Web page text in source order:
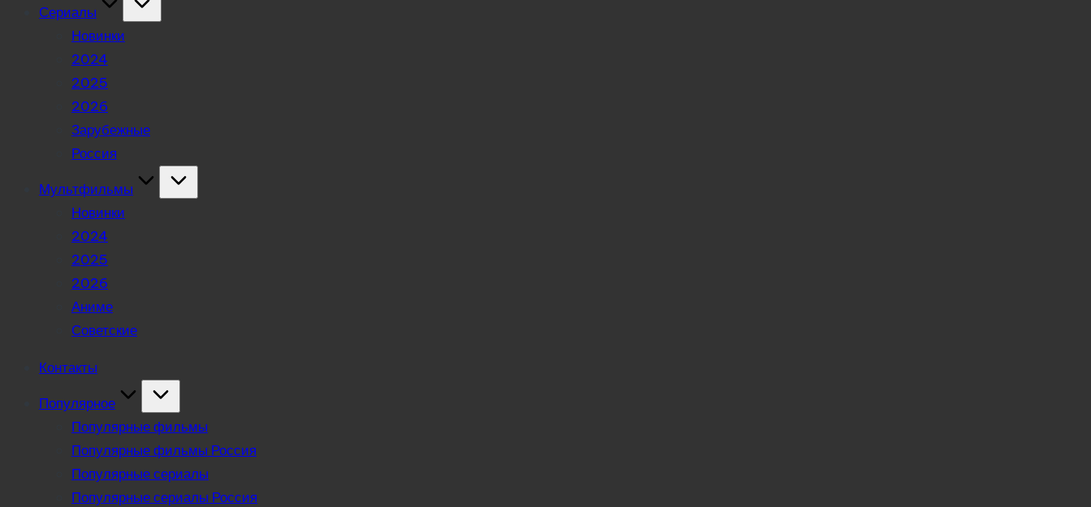
Сериалы
Новинки
2024
2025
2026
Зарубежные
Россия
Мультфильмы
Новинки
2024
2025
2026
Аниме
Советские
Контакты
Популярное
Популярные фильмы
Популярные фильмы Россия
Популярные сериалы
Популярные сериалы Россия